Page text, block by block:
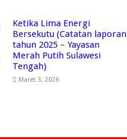
Ketika Lima Energi
Bersekutu (Catatan laporan
tahun 2025 – Yayasan
Merah Putih Sulawesi
Tengah)
Maret 3, 2026